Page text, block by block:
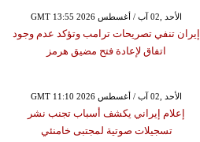
GMT 13:55 2026 الأحد ,02 آب / أغسطس
إيران تنفي تصريحات ترامب وتؤكد عدم وجود
اتفاق لإعادة فتح مضيق هرمز
GMT 11:10 2026 الأحد ,02 آب / أغسطس
إعلام إيراني يكشف أسباب تجنب نشر
تسجيلات صوتية لمجتبى خامنئي